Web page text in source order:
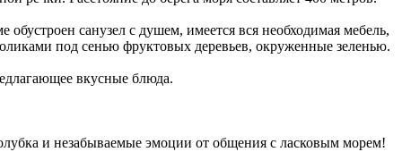
санузел с душем, имеется вся необходимая мебель,
под сенью фруктовых деревьев, окруженные зеленью.
вкусные блюда.
и незабываемые эмоции от общения с ласковым морем!